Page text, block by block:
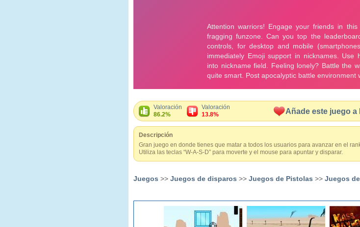
Valoración
86.2%
Valoración
13.8%
Añade este juego a
Descripción
Gran juego en donde tienes que matar a todos los usuarios para avanzar en el
Utiliza las teclas “W-A-S-D” para moverte y el mouse para apuntar y disparar.
Juegos >> Juegos de disparos >> Juegos de Pistolas >> Juegos